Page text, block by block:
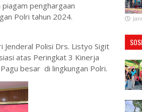
penghargaan
Polri tahun 2024.
Polisi Drs. Listyo Sigit
atas Peringkat 3 Kinerja
besar di lingkungan Polri.